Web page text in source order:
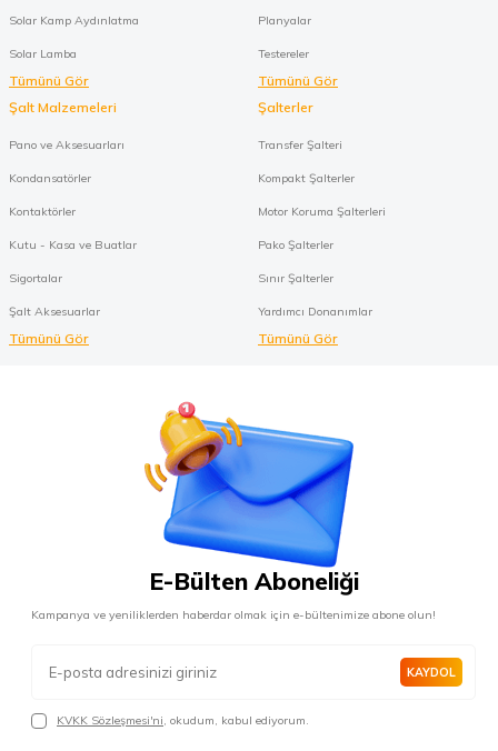
Solar Kamp Aydınlatma
Solar Lamba
Tümünü Gör
Planyalar
Testereler
Tümünü Gör
Şalt Malzemeleri
Pano ve Aksesuarları
Kondansatörler
Kontaktörler
Kutu - Kasa ve Buatlar
Sigortalar
Şalt Aksesuarlar
Tümünü Gör
Şalterler
Transfer Şalteri
Kompakt Şalterler
Motor Koruma Şalterleri
Pako Şalterler
Sınır Şalterler
Yardımcı Donanımlar
Tümünü Gör
E-Bülten Aboneliği
Kampanya ve yeniliklerden haberdar olmak için e-bültenimize abone olun!
KAYDOL
KVKK Sözleşmesi'ni, okudum, kabul ediyorum.